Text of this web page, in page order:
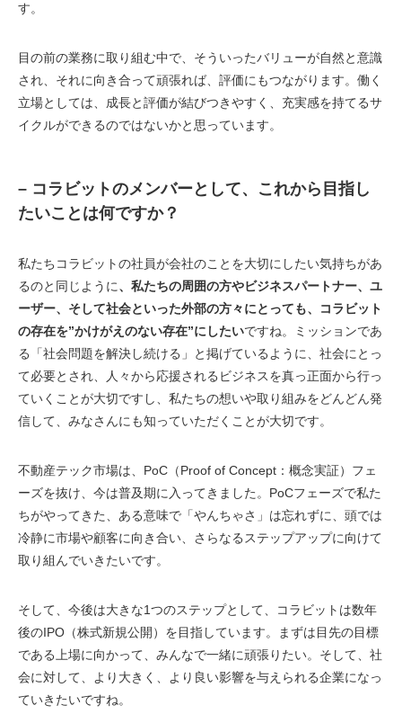
す。
目の前の業務に取り組む中で、そういったバリューが自然と意識
され、それに向き合って頑張れば、評価にもつながります。働く
立場としては、成長と評価が結びつきやすく、充実感を持てるサ
イクルができるのではないかと思っています。
– コラビットのメンバーとして、これから目指し
たいことは何ですか？
私たちコラビットの社員が会社のことを大切にしたい気持ちがあ
るのと同じように、私たちの周囲の方やビジネスパートナー、ユ
ーザー、そして社会といった外部の方々にとっても、コラビット
の存在を”かけがえのない存在”にしたいですね。ミッションであ
る「社会問題を解決し続ける」と掲げているように、社会にとっ
て必要とされ、人々から応援されるビジネスを真っ正面から行っ
ていくことが大切ですし、私たちの想いや取り組みをどんどん発
信して、みなさんにも知っていただくことが大切です。
不動産テック市場は、PoC（Proof of Concept：概念実証）フェ
ーズを抜け、今は普及期に入ってきました。PoCフェーズで私た
ちがやってきた、ある意味で「やんちゃさ」は忘れずに、頭では
冷静に市場や顧客に向き合い、さらなるステップアップに向けて
取り組んでいきたいです。
そして、今後は大きな1つのステップとして、コラビットは数年
後のIPO（株式新規公開）を目指しています。まずは目先の目標
である上場に向かって、みんなで一緒に頑張りたい。そして、社
会に対して、より大きく、より良い影響を与えられる企業になっ
ていきたいですね。